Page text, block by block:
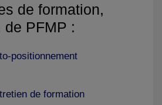
de formation,
de PFMP :
positionnement
de formation